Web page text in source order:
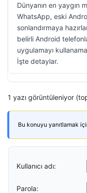
Dünyanın en yaygın
WhatsApp, eski
sonlandırmaya
belirli Android
uygulamayı
İşte detaylar.
1 yazı görüntüleniyor
Bu konuyu yanıtlamak
Kullanıcı adı:
Parola: